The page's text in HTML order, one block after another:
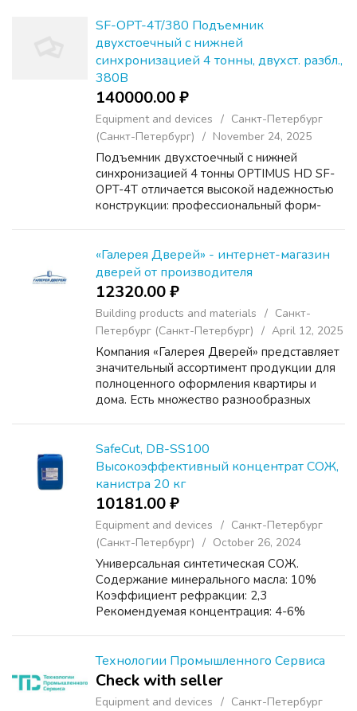
SF-OPT-4T/380 Подъемник
двухстоечный с нижней
синхронизацией 4 тонны, двухст. разбл.,
380В
140000.00 ₽
Equipment and devices
Санкт-Петербург
(Санкт-Петербург)
November 24, 2025
Подъемник двухстоечный с нижней
синхронизацией 4 тонны OPTIMUS HD SF-
OPT-4T отличается высокой надежностью
конструкции: профессиональный форм-
лапы, усиленный защитный трап. Н...
«Галерея Дверей» - интернет-магазин
дверей от производителя
12320.00 ₽
Building products and materials
Санкт-
Петербург (Санкт-Петербург)
April 12, 2025
Компания «Галерея Дверей» представляет
значительный ассортимент продукции для
полноценного оформления квартиры и
дома. Есть множество разнообразных
поставляются напрямую от пр...
SafeCut, DB-SS100
Высокоэффективный концентрат СОЖ,
канистра 20 кг
10181.00 ₽
Equipment and devices
Санкт-Петербург
(Санкт-Петербург)
October 26, 2024
Универсальная синтетическая СОЖ.
Содержание минерального масла: 10%
Коэффициент рефракции: 2,3
Рекомендуемая концентрация: 4-6%
+40°С Разработана для шлифования.
Может применяться...
Технологии Промышленного Сервиса
Check with seller
Equipment and devices
Санкт-Петербург